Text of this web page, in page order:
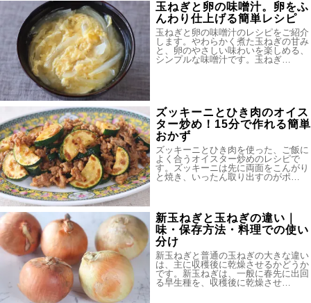
玉ねぎと卵の味噌汁。卵をふ
んわり仕上げる簡単レシピ
玉ねぎと卵の味噌汁のレシピをご紹介
します。やわらかく煮た玉ねぎの甘み
と、卵のやさしい味わいを楽しめる、
シンプルな味噌汁です。玉ねぎ…
ズッキーニとひき肉のオイス
ター炒め！15分で作れる簡単
おかず
ズッキーニとひき肉を使った、ご飯に
よく合うオイスター炒めのレシピで
す。ズッキーニは先に両面をこんがり
と焼き、いったん取り出すのがポ…
新玉ねぎと玉ねぎの違い｜
味・保存方法・料理での使い
分け
新玉ねぎと普通の玉ねぎの大きな違い
は、主に収穫後に乾燥させるかどうか
です。新玉ねぎは、一般に春先に出回
る早生種を、収穫後に乾燥させ…